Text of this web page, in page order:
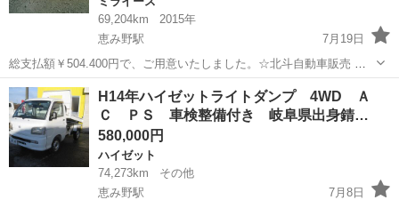
69,204km
2015年
恵み野駅
7月19日
総支払額￥504.400円で、ご用意いたしました。☆北斗自動車販売 ☆
当店は軽自動車からミニバンまで幅広い車種をご用意！余計な経費を
削減し良質車を格安でご提供します：販売以外にも整備、板金、保険
などお車のことなら何でもご相...
北海道 恵庭市 恵み野駅 ミライース 4WD
H14年ハイゼットライトダンプ 4WD Ａ
Ｃ ＰＳ 車検整備付き 岐阜県出身錆…
580,000円
ハイゼット
74,273km
その他
恵み野駅
7月8日